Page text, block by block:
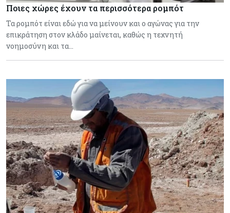
Ποιες χώρες έχουν τα περισσότερα ρομπότ
Τα ρομπότ είναι εδώ για να μείνουν και ο αγώνας για την
επικράτηση στον κλάδο μαίνεται, καθώς η τεχνητή
νοημοσύνη και τα…